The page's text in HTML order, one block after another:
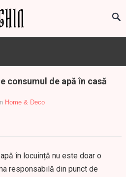
consumul de apă în casă
Home & Deco
în locuință nu este doar o
responsabilă din punct de